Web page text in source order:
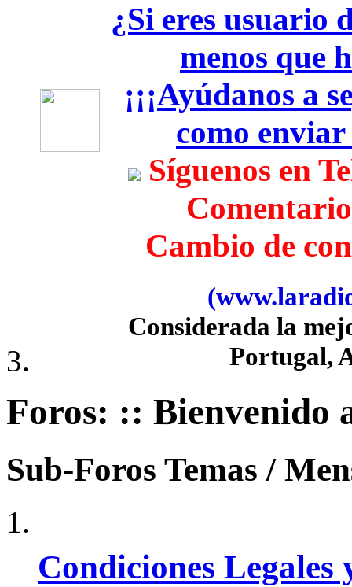
¿Si eres usuario
menos que
¡¡¡Ayúdanos a
como
Síguenos en
Cambio de
Considerada la
Portugal,
Foros: :: Bienvenido
Sub-Foros Temas /
Condiciones